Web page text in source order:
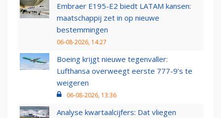
Embraer E195-E2 biedt LATAM kansen:
maatschappij zet in op nieuwe
bestemmingen
06-08-2026, 14:27
Boeing krijgt nieuwe tegenvaller:
Lufthansa overweegt eerste 777-9’s te
weigeren
06-08-2026, 13:36
Analyse kwartaalcijfers: Dat vliegen